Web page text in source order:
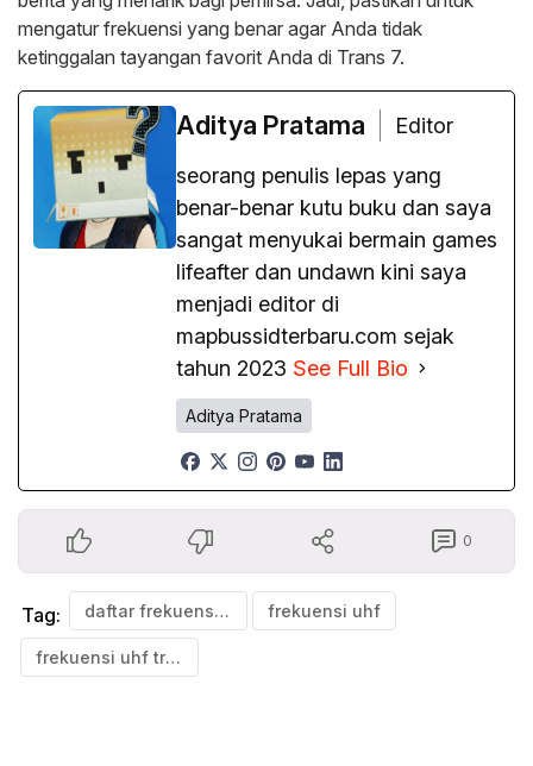
mengatur frekuensi yang benar agar Anda tidak
ketinggalan tayangan favorit Anda di Trans 7.
Aditya Pratama
Editor
seorang penulis lepas yang
benar-benar kutu buku dan saya
sangat menyukai bermain games
lifeafter dan undawn kini saya
menjadi editor di
mapbussidterbaru.com sejak
tahun 2023 See Full Bio
Aditya Pratama
0
Tag: daftar frekuensi uhf frekuensi uhf
frekuensi uhf trans 7